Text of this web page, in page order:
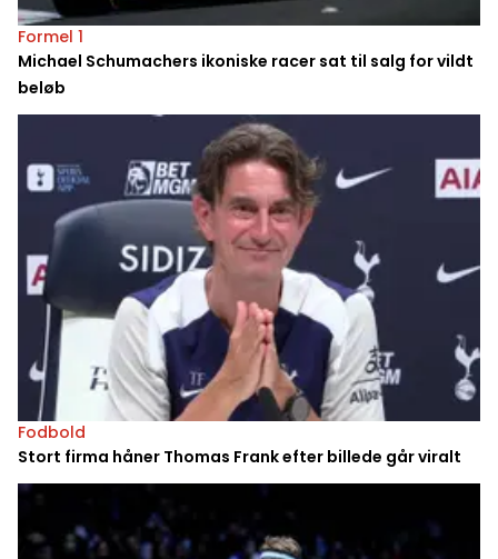
Formel 1
Michael Schumachers ikoniske racer sat til salg for vildt
beløb
Fodbold
Stort firma håner Thomas Frank efter billede går viralt